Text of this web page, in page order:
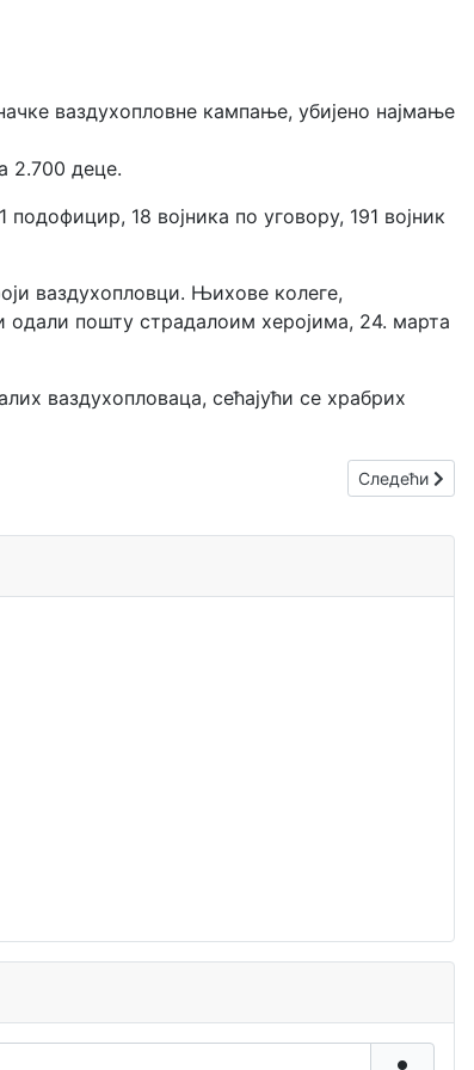
ваздухопловне кампање, убијено најмање
2.700 деце.
18 војника по уговору, 191 војник
ваздухопловци. Њихове колеге,
одали пошту страдалоим херојима, 24. марта
ваздухопловаца, сећајући се храбрих
Следећи
Следећи